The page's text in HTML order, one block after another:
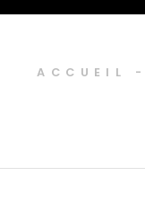
ACCUEIL